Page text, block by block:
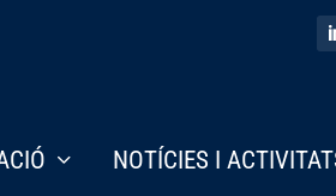
NOTÍCIES I